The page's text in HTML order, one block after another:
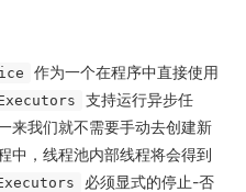
作为一个在程序中直接使用
支持运行异步任
来我们就不需要手动去创建新
中，线程池内部线程将会得到
必须显式的停止-否